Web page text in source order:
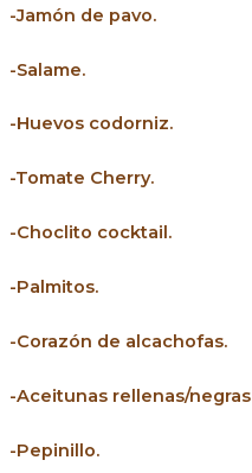
-Jamón de pavo.
-Salame.
-Huevos codorniz.
-Tomate Cherry.
-Choclito cocktail.
-Palmitos.
-Corazón de alcachofas.
-Aceitunas rellenas/negras
-Pepinillo.